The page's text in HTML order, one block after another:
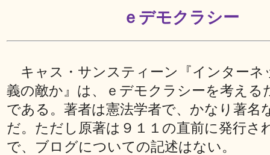
ｅデモクラシー
キャス・サンスティーン『インターネ
義の敵か』は、ｅデモクラシーを考える
である。著者は憲法学者で、かなり著名
だ。ただし原著は９１１の直前に発行さ
で、ブログについての記述はない。